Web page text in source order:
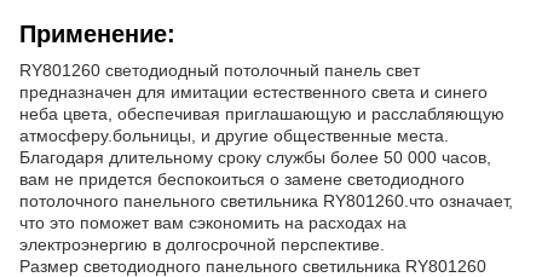
Применение:
RY801260 светодиодный потолочный панель свет
предназначен для имитации естественного света и синего
неба цвета, обеспечивая приглашающую и расслабляющую
атмосферу.больницы, и другие общественные места.
Благодаря длительному сроку службы более 50 000 часов,
вам не придется беспокоиться о замене светодиодного
потолочного панельного светильника RY801260.что означает,
что это поможет вам сэкономить на расходах на
электроэнергию в долгосрочной перспективе.
Размер светодиодного панельного светильника RY801260